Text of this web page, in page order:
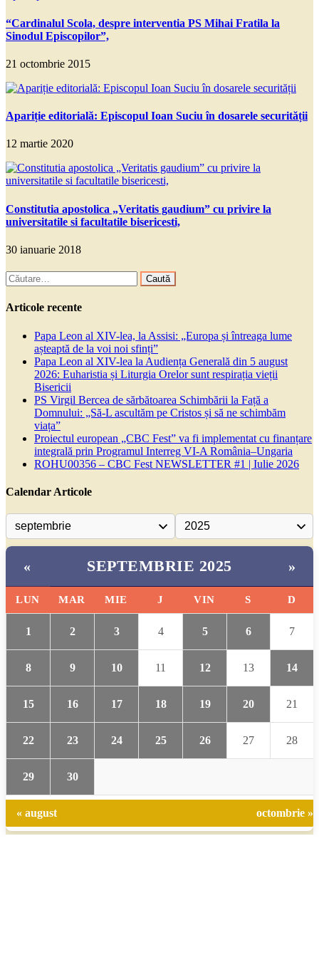
“Cardinalul Scola, despre interventia PS Mihai Fratila la
Sinodul Episcopilor”,
21 octombrie 2015
Apariție editorială: Episcopul Ioan Suciu în dosarele securității
12 martie 2020
Constitutia apostolica „Veritatis gaudium” cu privire la
universitatile si facultatile bisericesti,
30 ianuarie 2018
Caută
după:
Articole recente
Papa Leon al XIV-lea, la Assisi: „Europa și întreaga lume
așteaptă de la voi noi sfinți”
Papa Leon al XIV-lea la Audiența Generală din 5 august
2026: Euharistia și Liturgia Orelor sunt respirația vieții
Bisericii
PS Virgil Bercea de sărbătoarea Schimbării la Față a
Domnului: „Să-L ascultăm pe Cristos și să ne schimbăm
viața”
Proiectul european „CBC Fest” va fi implementat cu finanțare
integrală prin Programul Interreg VI-A România–Ungaria
ROHU00356 – CBC Fest NEWSLETTER #1 | Iulie 2026
Calendar Articole
« SEPTEMBRIE 2025 »
LUN MAR MIE J VIN S D
1 2 3 4 5 6 7
8 9 10 11 12 13 14
15 16 17 18 19 20 21
22 23 24 25 26 27 28
29 30
« august octombrie »